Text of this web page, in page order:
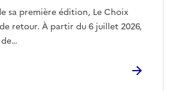
sa première édition, Le Choix
retour. À partir du 6 juillet 2026,